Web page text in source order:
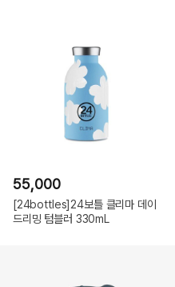
55,000
[24bottles]24보틀 클리마 데이
드리밍 텀블러 330mL